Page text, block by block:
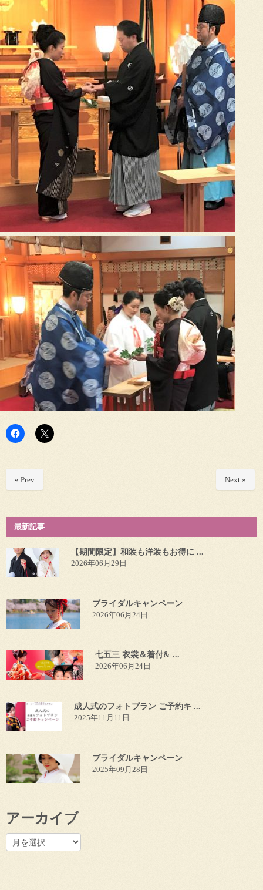
« Prev Next »
最新記事
【期間限定】和装も洋装もお得に ...
2026年06月29日
ブライダルキャンペーン
2026年06月24日
七五三 衣裳＆着付& ...
2026年06月24日
成人式のフォトプラン ご予約キ ...
2025年11月11日
ブライダルキャンペーン
2025年09月28日
アーカイブ